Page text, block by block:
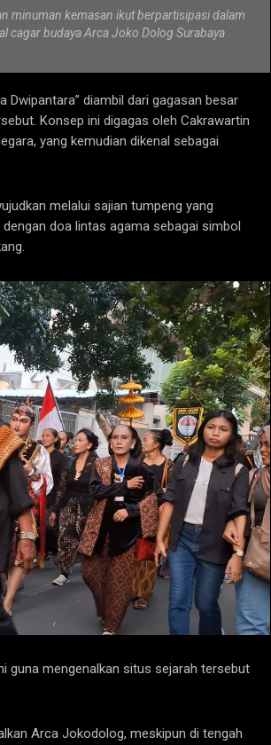
minuman kemasan ikut berpartisipasi dalam
cagar budaya Arca Joko Dolog Surabaya
Dwipantara” diambil dari gagasan besar
Konsep ini digagas oleh Cakrawartin
yang kemudian dikenal sebagai
melalui sajian tumpeng yang
doa lintas agama sebagai simbol
guna mengenalkan situs sejarah tersebut
Arca Jokodolog, meskipun di tengah